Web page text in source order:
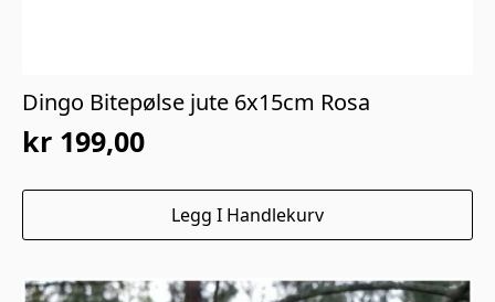
Dingo Bitepølse jute 6x15cm Rosa
kr 199,00
Legg I Handlekurv